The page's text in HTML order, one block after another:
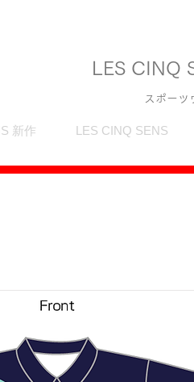
LES CINQ
スポーツ
新作 LES CINQ SENS